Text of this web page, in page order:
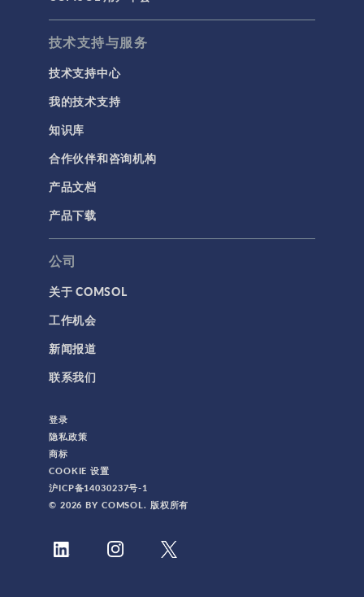
技术支持与服务
技术支持中心
我的技术支持
知识库
合作伙伴和咨询机构
产品文档
产品下载
公司
关于 COMSOL
工作机会
新闻报道
联系我们
登录
隐私政策
商标
COOKIE 设置
沪ICP备14030237号-1
© 2026 BY COMSOL. 版权所有